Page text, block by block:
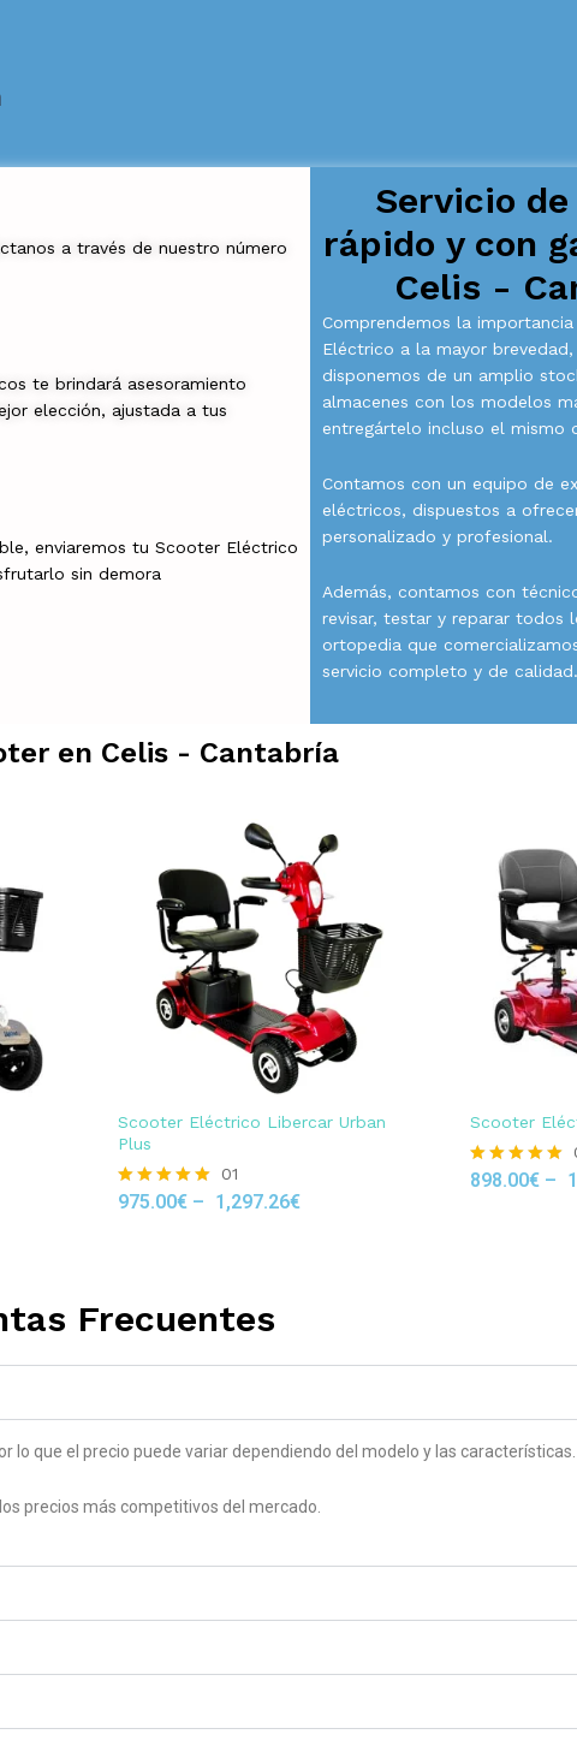
a través de nuestro número
te brindará asesoramiento
elección, ajustada a tus
enviaremos tu Scooter Eléctrico
sin demora
Servicio
rápido y con
Celis -
Comprendemos la
Eléctrico a la mayor
disponemos de un amplio
almacenes con los modelos
entregártelo incluso el mismo
Contamos con un equipo de
eléctricos, dispuestos a
personalizado y profesional.
Además, contamos con
revisar, testar y reparar todos
ortopedia que
servicio completo y de calidad.
en Celis - Cantabría
Scooter Eléctrico Libercar Urban
Plus
Rated
01
975.00€ – 1,297.26€
Scooter
Rated
898.00€–
Frecuentes
que el precio puede variar dependiendo del modelo y las características.
precios más competitivos del mercado.